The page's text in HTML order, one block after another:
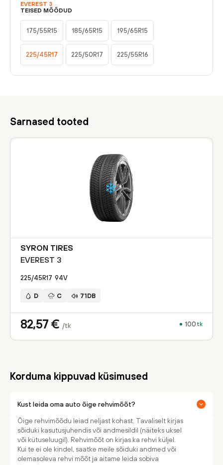
EVEREST 3
TEISED MÕÕDUD
175/55R15 185/65R15 195/65R15
225/45R17 225/50R17 225/55R16
Sarnased tooted
SYRON TIRES
EVEREST 3
225/45R17 94V
D C 71DB
82,57 € /tk 100 tk
Korduma kippuvad küsimused
Kust leida oma auto õige rehvimõõt?
Õige rehvimõõdu leiad neljast kohast. Tavaliselt kirjas
sõiduki kasutusjuhendis või andmesildil (näiteks uksel
või kütuseluugil). Rehvimõõt on kirjas ka rehvi küljel.
Kui te ei ole kindel, saatke meile sõiduki andmed või
olemasoleva rehvi mõõt ja aitame leida sobiva